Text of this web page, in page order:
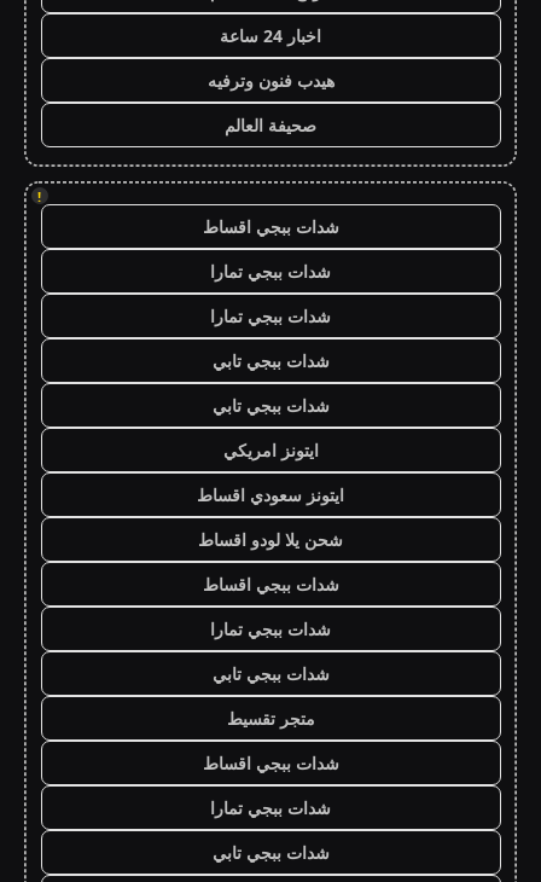
اخبار 24 ساعة
هيدب فنون وترفيه
صحيفة العالم
!
شدات ببجي اقساط
شدات ببجي تمارا
شدات ببجي تمارا
شدات ببجي تابي
شدات ببجي تابي
ايتونز امريكي
ايتونز سعودي اقساط
شحن يلا لودو اقساط
شدات ببجي اقساط
شدات ببجي تمارا
شدات ببجي تابي
متجر تقسيط
شدات ببجي اقساط
شدات ببجي تمارا
شدات ببجي تابي